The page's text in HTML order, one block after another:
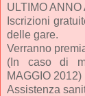
ULTIMO ANNO
Iscrizioni
delle gare.
Verranno
(In caso di
MAGGIO 2012)
Assistenza